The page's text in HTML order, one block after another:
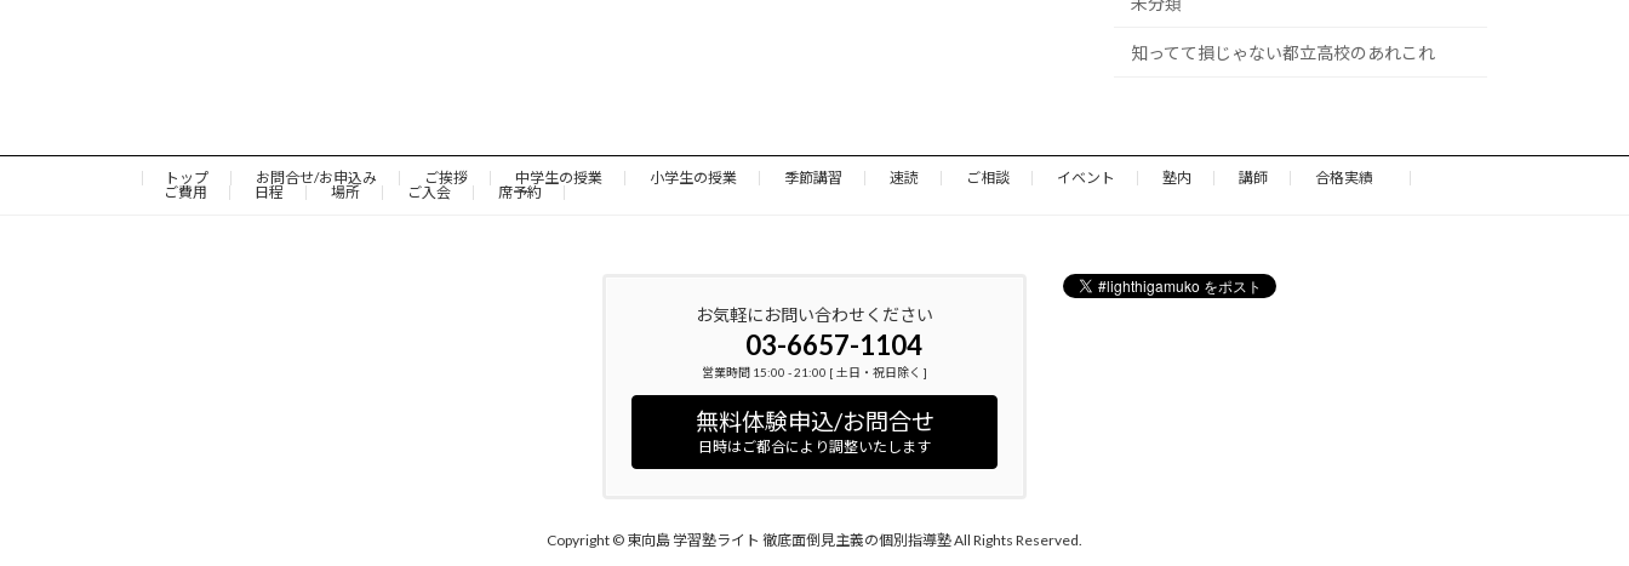
知ってて損じゃない都立高校のあれこれ
トップ お問合せ/お申込み ご挨拶 中学生の授業 小学生の授業 季節講習 速読 ご相談 イベント 塾内 講師
合格実績
ご費用
日程 場所 ご入会 席予約
お気軽にお問い合わせください
03-6657-1104
営業時間 15:00 - 21:00 [ 土日・祝日除く ]
無料体験申込/お問合せ
日時はご都合により調整いたします
Copyright © 東向島 学習塾ライト 徹底面倒見主義の個別指導塾 All Rights Reserved.